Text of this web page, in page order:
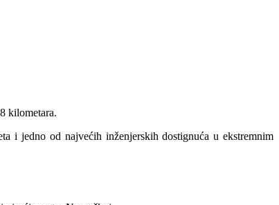
kilometara.
i jedno od najvećih inženjerskih dostignuća u ekstremnim